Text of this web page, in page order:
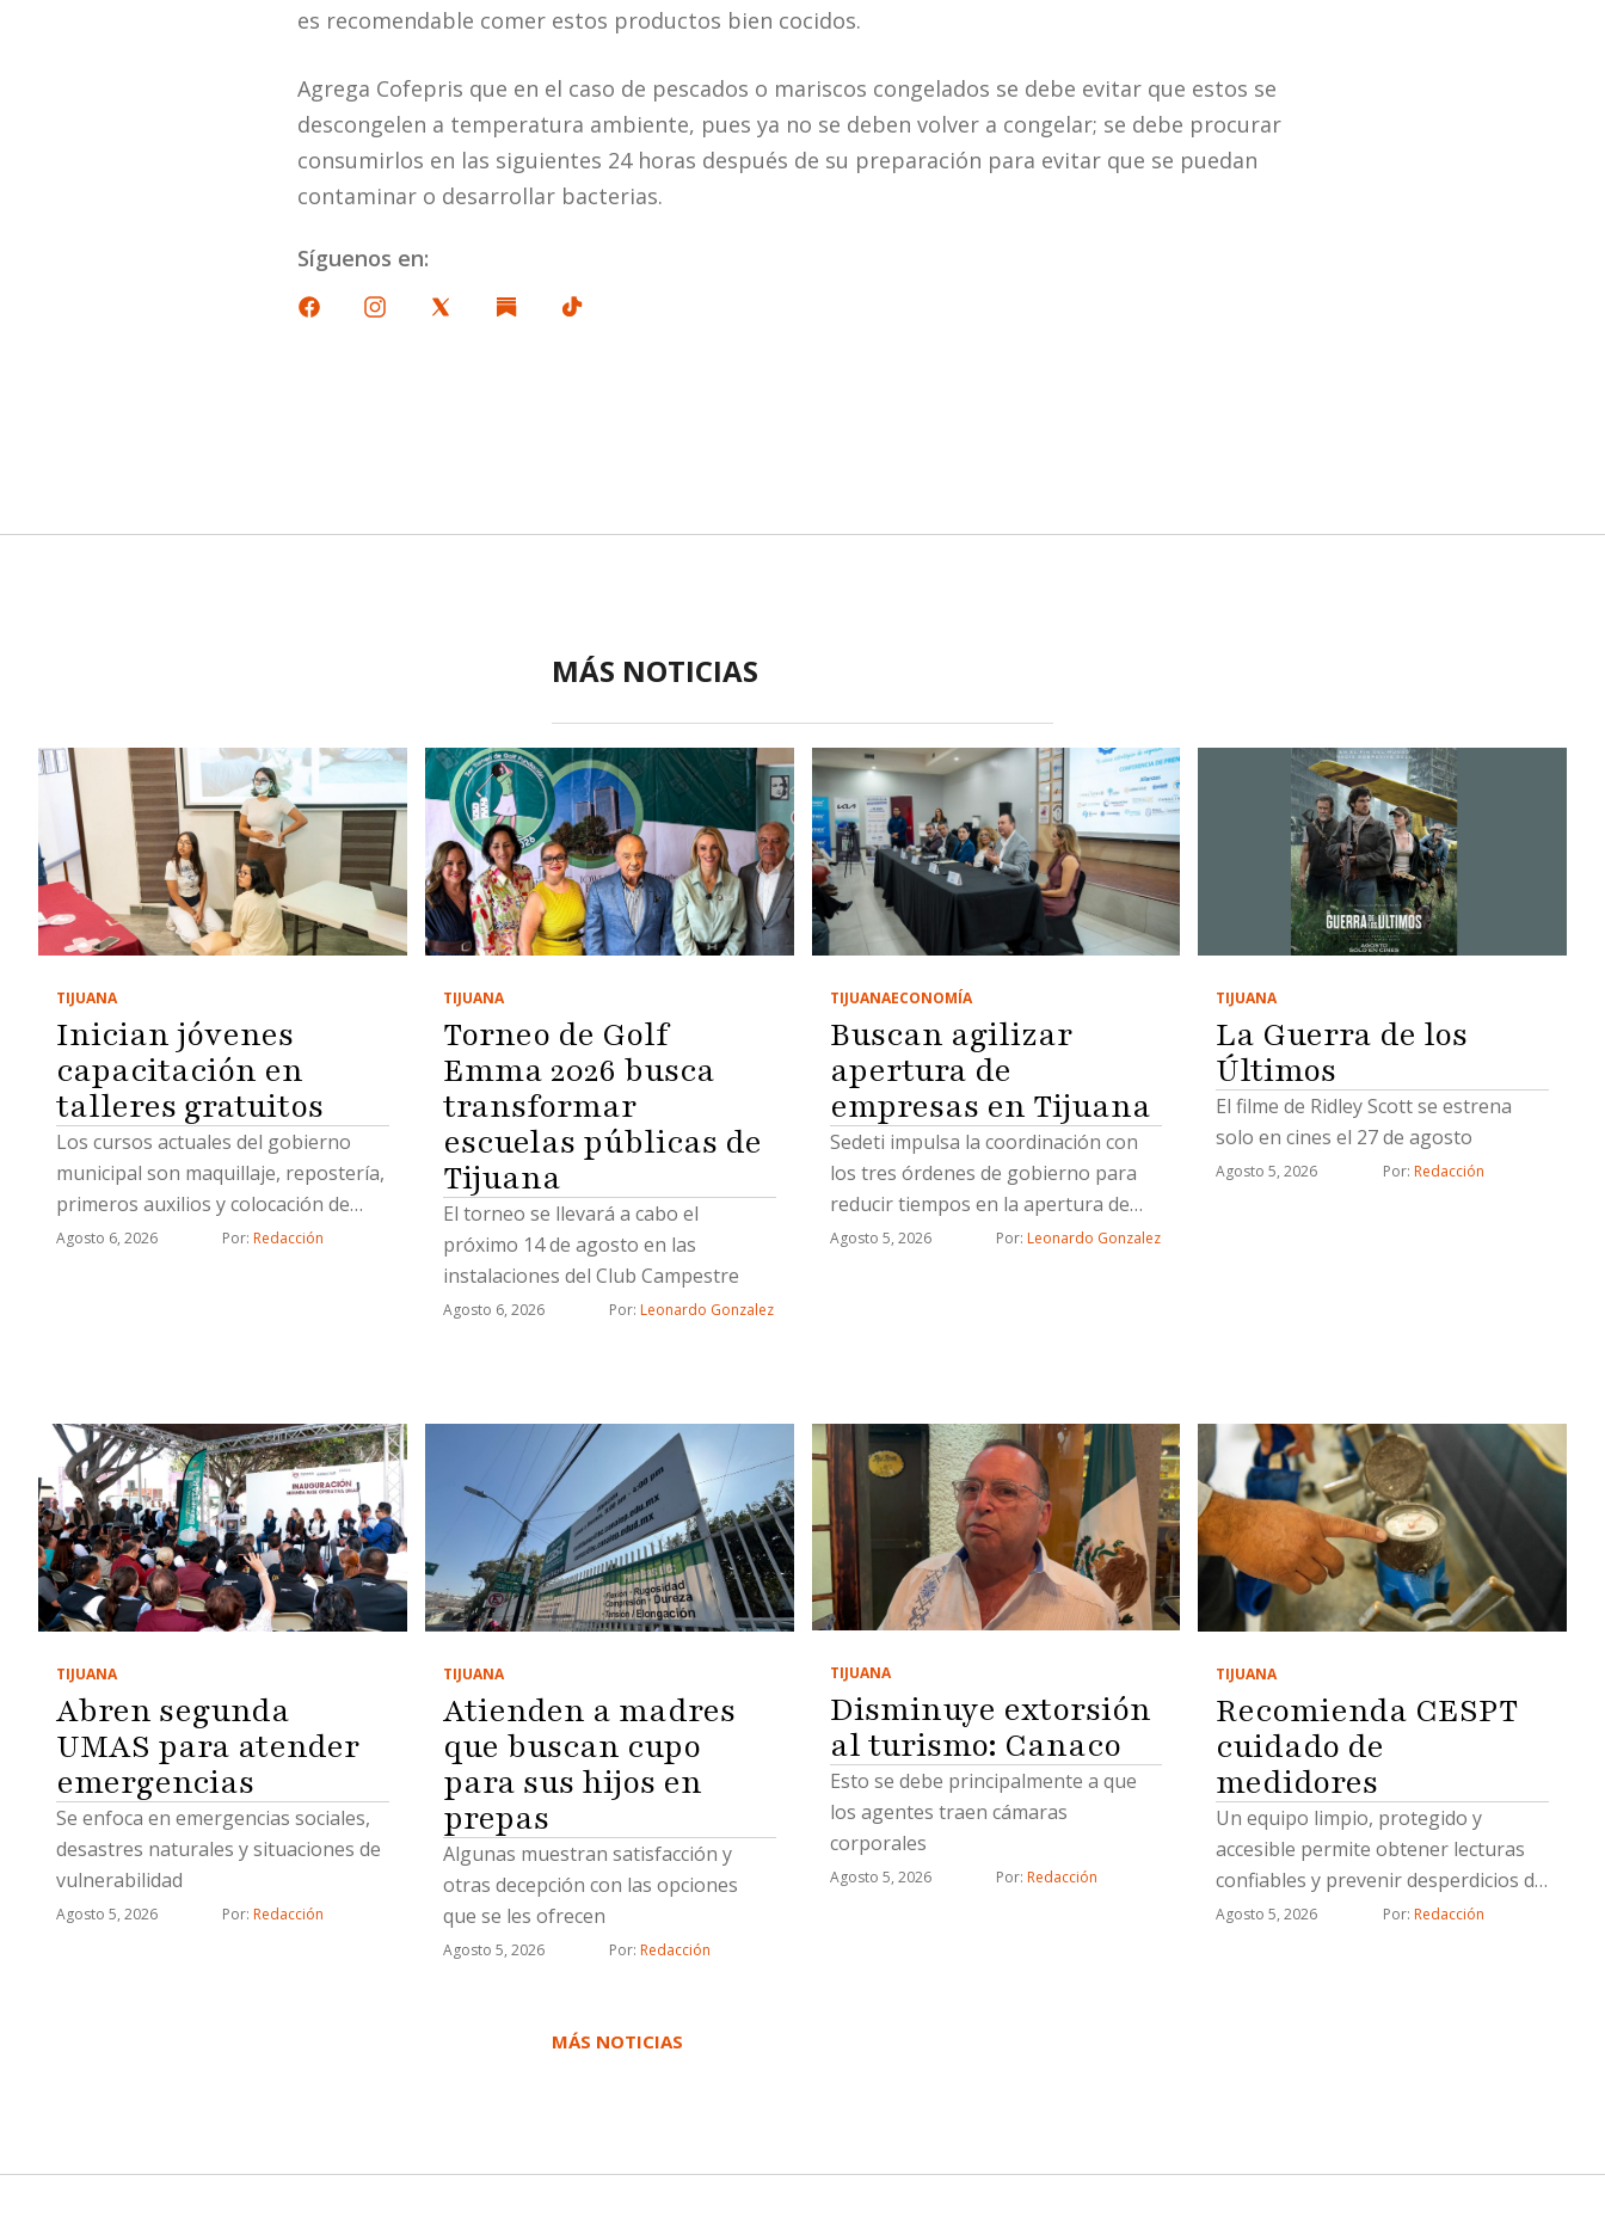
es recomendable comer estos productos bien cocidos.
Agrega Cofepris que en el caso de pescados o mariscos congelados se debe evitar que estos se
descongelen a temperatura ambiente, pues ya no se deben volver a congelar; se debe procurar
consumirlos en las siguientes 24 horas después de su preparación para evitar que se puedan
contaminar o desarrollar bacterias.
Síguenos en:
MÁS NOTICIAS
TIJUANA
Inician jóvenes
capacitación en
talleres gratuitos
Los cursos actuales del gobierno
municipal son maquillaje, repostería,
primeros auxilios y colocación de
uñas acrílicas
Agosto 6, 2026 Por: Redacción
TIJUANA
Torneo de Golf
Emma 2026 busca
transformar
escuelas públicas de
Tijuana
El torneo se llevará a cabo el
próximo 14 de agosto en las
instalaciones del Club Campestre
Agosto 6, 2026 Por: Leonardo Gonzalez
TIJUANAECONOMÍA
Buscan agilizar
apertura de
empresas en Tijuana
Sedeti impulsa la coordinación con
los tres órdenes de gobierno para
reducir tiempos en la apertura de
nuevos negocios
Agosto 5, 2026 Por: Leonardo Gonzalez
TIJUANA
La Guerra de los
Últimos
El filme de Ridley Scott se estrena
solo en cines el 27 de agosto
Agosto 5, 2026 Por: Redacción
TIJUANA
Abren segunda
UMAS para atender
emergencias
Se enfoca en emergencias sociales,
desastres naturales y situaciones de
vulnerabilidad
Agosto 5, 2026 Por: Redacción
TIJUANA
Atienden a madres
que buscan cupo
para sus hijos en
prepas
Algunas muestran satisfacción y
otras decepción con las opciones
que se les ofrecen
Agosto 5, 2026 Por: Redacción
TIJUANA
Disminuye extorsión
al turismo: Canaco
Esto se debe principalmente a que
los agentes traen cámaras
corporales
Agosto 5, 2026 Por: Redacción
TIJUANA
Recomienda CESPT
cuidado de
medidores
Un equipo limpio, protegido y
accesible permite obtener lecturas
confiables y prevenir desperdicios de
agua
Agosto 5, 2026 Por: Redacción
MÁS NOTICIAS